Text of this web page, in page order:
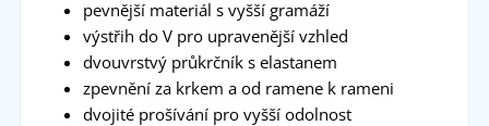
pevnější materiál s vyšší gramáží
výstřih do V pro upravenější vzhled
dvouvrstvý průkrčník s elastanem
zpevnění za krkem a od ramene k rameni
dvojité prošívání pro vyšší odolnost